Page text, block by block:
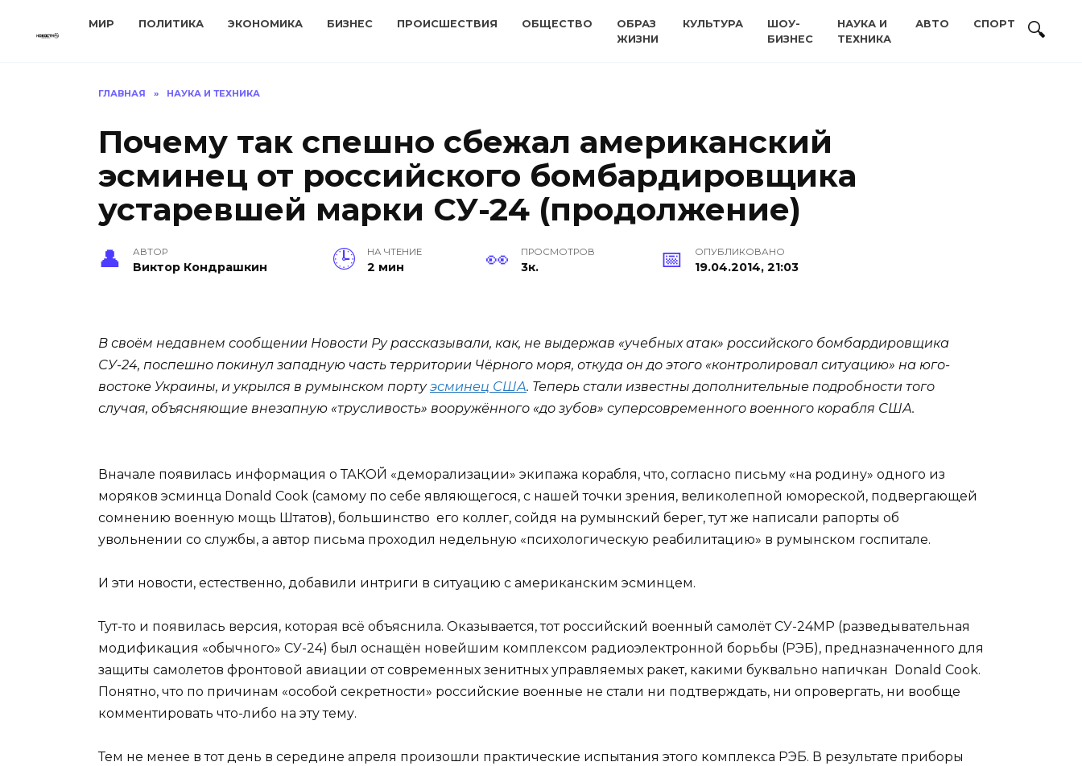
МИР ПОЛИТИКА ЭКОНОМИКА БИЗНЕС ПРОИСШЕСТВИЯ ОБЩЕСТВО
ОБРАЗ
ЖИЗНИ
КУЛЬТУРА
ШОУ-
БИЗНЕС
НАУКА И
ТЕХНИКА
АВТО СПОРТ
ГЛАВНАЯ » НАУКА И ТЕХНИКА
Почему так спешно сбежал американский
эсминец от российского бомбардировщика
устаревшей марки СУ-24 (продолжение)
АВТОР
Виктор Кондрашкин
НА ЧТЕНИЕ
2 мин
ПРОСМОТРОВ
3к.
ОПУБЛИКОВАНО
19.04.2014, 21:03
В своём недавнем сообщении Новости Ру рассказывали, как, не выдержав «учебных атак» российского бомбардировщика
СУ-24, поспешно покинул западную часть территории Чёрного моря, откуда он до этого «контролировал ситуацию» на юго-
востоке Украины, и укрылся в румынском портуэсминец США. Теперь стали известны дополнительные подробности того
случая, объясняющие внезапную «трусливость» вооружённого «до зубов» суперсовременного военного корабля США.
Вначале появилась информация о ТАКОЙ «деморализации» экипажа корабля, что, согласно письму «на родину» одного из
моряков эсминца Donald Cook (самому по себе являющегося, с нашей точки зрения, великолепной юмореской, подвергающей
сомнению военную мощь Штатов), большинство его коллег, сойдя на румынский берег, тут же написали рапорты об
увольнении со службы, а автор письма проходил недельную «психологическую реабилитацию» в румынском госпитале.
И эти новости, естественно, добавили интриги в ситуацию с американским эсминцем.
Тут-то и появилась версия, которая всё объяснила. Оказывается, тот российский военный самолёт СУ-24МР (разведывательная
модификация «обычного» СУ-24) был оснащён новейшим комплексом радиоэлектронной борьбы (РЭБ), предназначенного для
защиты самолетов фронтовой авиации от современных зенитных управляемых ракет, какими буквально напичкан Donald Cook.
Понятно, что по причинам «особой секретности» российские военные не стали ни подтверждать, ни опровергать, ни вообще
комментировать что-либо на эту тему.
Тем не менее в тот день в середине апреля произошли практические испытания этого комплекса РЭБ. В результате приборы